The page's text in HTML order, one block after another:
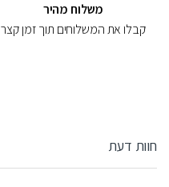
משלוח מהיר
קבלו את המשלוחים תוך זמן קצר
חוות דעת